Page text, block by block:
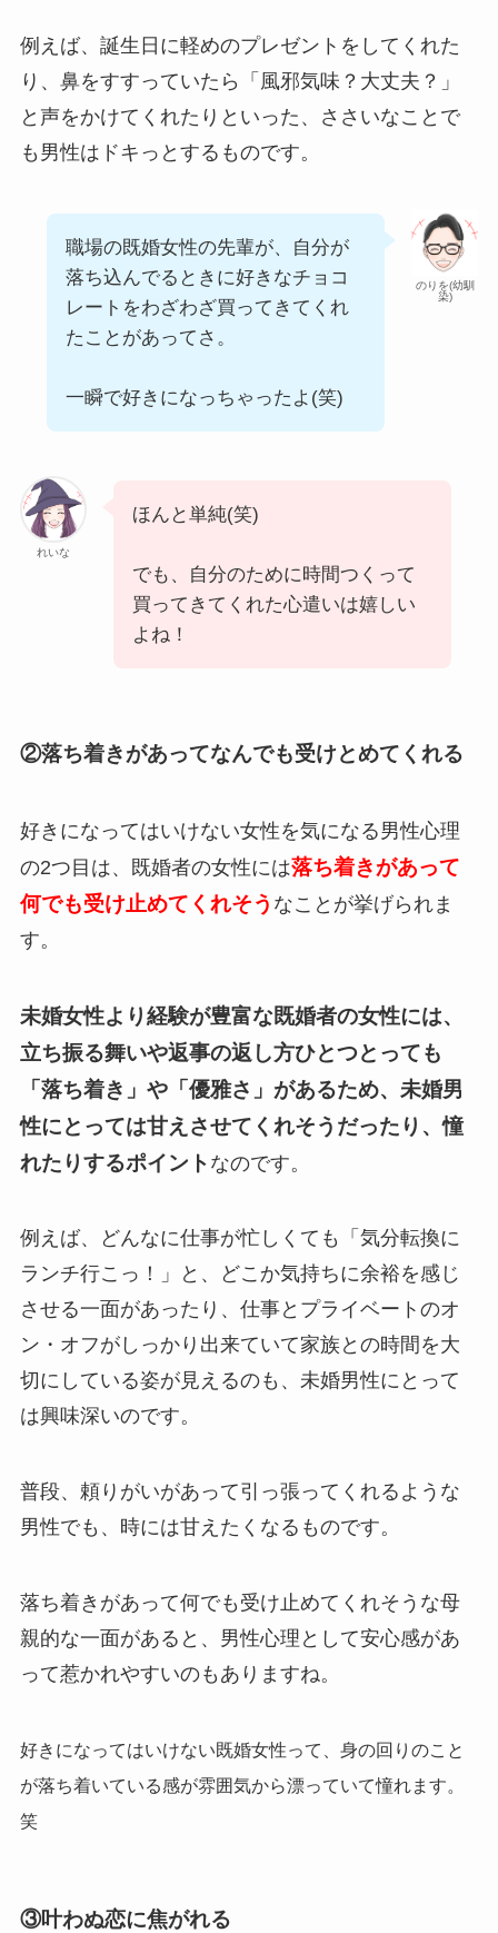
例えば、誕生日に軽めのプレゼントをしてくれた
り、鼻をすすっていたら「風邪気味？大丈夫？」
と声をかけてくれたりといった、ささいなことで
も男性はドキっとするものです。
のりを(幼馴
染)
職場の既婚女性の先輩が、自分が
落ち込んでるときに好きなチョコ
レートをわざわざ買ってきてくれ
たことがあってさ。
一瞬で好きになっちゃったよ(笑)
れいな
ほんと単純(笑)
でも、
自分のために時間つくって
買ってきてくれた心遣いは嬉しい
よね！
②落ち着きがあってなんでも受けとめてくれる
好きになってはいけない女性を気になる男性心理
の2つ目は、既婚者の女性には落ち着きがあって
何でも受け止めてくれそう なことが挙げられま
す。
未婚女性より経験が豊富な既婚者の女性には、
立ち振る舞いや返事の返し方ひとつとっても
「落ち着き」や「優雅さ」があるため、未婚男
性にとっては甘えさせてくれそうだったり、憧
れたりするポイント なのです。
例えば、どんなに仕事が忙しくても「気分転換に
ランチ行こっ！」と、どこか気持ちに余裕を感じ
させる一面があったり、仕事とプライベートのオ
ン・オフがしっかり出来ていて家族との時間を大
切にしている姿が見えるのも、未婚男性にとって
は興味深いのです。
普段、頼りがいがあって引っ張ってくれるような
男性でも、時には甘えたくなるものです。
落ち着きがあって何でも受け止めてくれそうな母
親的な一面があると、男性心理として安心感があ
って惹かれやすいのもありますね。
好きになってはいけない既婚女性って、身の回りのこと
が落ち着いている感が雰囲気から漂っていて憧れます。
笑
③叶わぬ恋に焦がれる